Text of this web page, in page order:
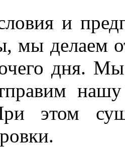
и
мы делаем
дня.
этом